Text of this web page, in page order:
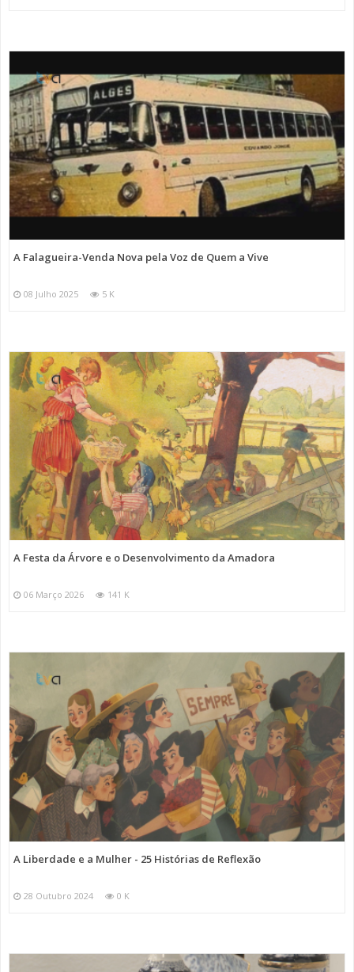
A Falagueira-Venda Nova pela Voz de Quem a Vive
08 Julho 2025 5 K
A Festa da Árvore e o Desenvolvimento da Amadora
06 Março 2026 141 K
A Liberdade e a Mulher - 25 Histórias de Reflexão
28 Outubro 2024 0 K